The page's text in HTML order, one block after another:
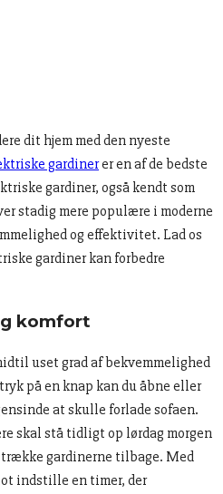
dit hjem med den nyeste
gardinerer en af de bedste
gardiner, også kendt som
stadig mere populære i moderne
og effektivitet. Lad os
gardiner kan forbedre
komfort
uset grad af bekvemmelighed
på en knap kan du åbne eller
at skulle forlade sofaen.
skal stå tidligt op lørdag morgen
gardinerne tilbage. Med
indstille en timer, der